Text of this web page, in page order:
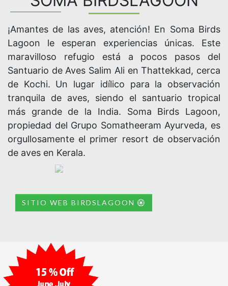
¡Amantes de las aves, atención! En Soma Birds
Lagoon le esperan experiencias únicas. Este
maravilloso refugio está a pocos pasos del
Santuario de Aves Salim Ali en Thattekkad, cerca
de Kochi. Un lugar idílico para la observación
tranquila de aves, siendo el santuario tropical
más grande de la India. Soma Birds Lagoon,
propiedad del Grupo Somatheeram Ayurveda, es
orgullosamente el primer resort de observación
de aves en Kerala.
SITIO WEB BIRDSLAGOON